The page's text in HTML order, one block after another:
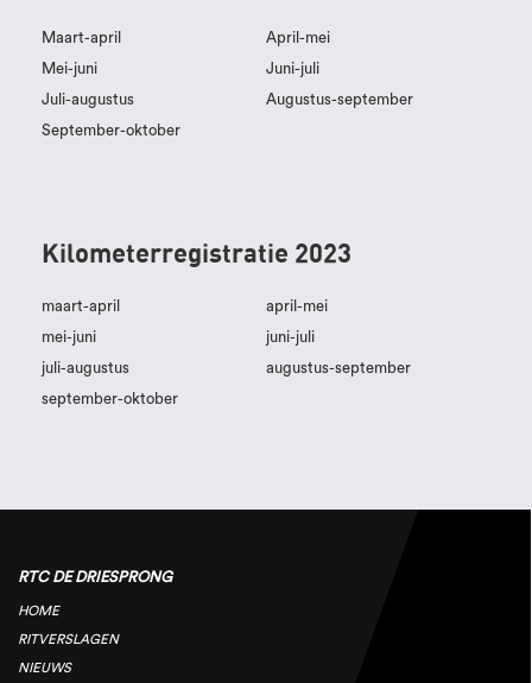
Maart-april
April-mei
Mei-juni
Juni-juli
Juli-augustus
Augustus-september
September-oktober
Kilometerregistratie 2023
maart-april
april-mei
mei-juni
juni-juli
juli-augustus
augustus-september
september-oktober
RTC DE DRIESPRONG
HOME
RITVERSLAGEN
NIEUWS